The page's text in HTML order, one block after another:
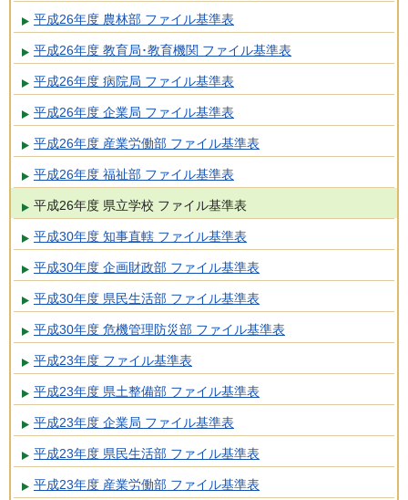
平成26年度 農林部 ファイル基準表
平成26年度 教育局･教育機関 ファイル基準表
平成26年度 病院局 ファイル基準表
平成26年度 企業局 ファイル基準表
平成26年度 産業労働部 ファイル基準表
平成26年度 福祉部 ファイル基準表
平成26年度 県立学校 ファイル基準表
平成30年度 知事直轄 ファイル基準表
平成30年度 企画財政部 ファイル基準表
平成30年度 県民生活部 ファイル基準表
平成30年度 危機管理防災部 ファイル基準表
平成23年度 ファイル基準表
平成23年度 県土整備部 ファイル基準表
平成23年度 企業局 ファイル基準表
平成23年度 県民生活部 ファイル基準表
平成23年度 産業労働部 ファイル基準表